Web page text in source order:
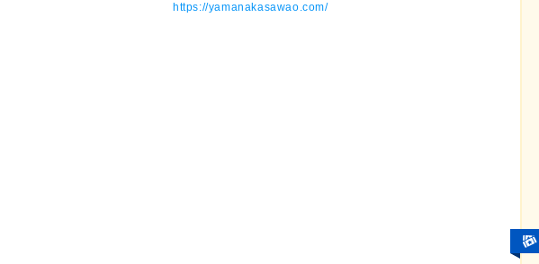
https://yamanakasawao.com/